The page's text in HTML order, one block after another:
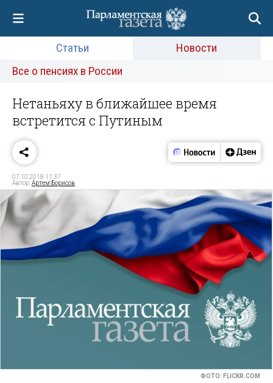
Статьи
Новости
Все о пенсиях в России
Нетаньяху в ближайшее время
встретится с Путиным
07.10.2018 11:37
Автор:Артем Борисов
ФОТО: FLICKR.COM